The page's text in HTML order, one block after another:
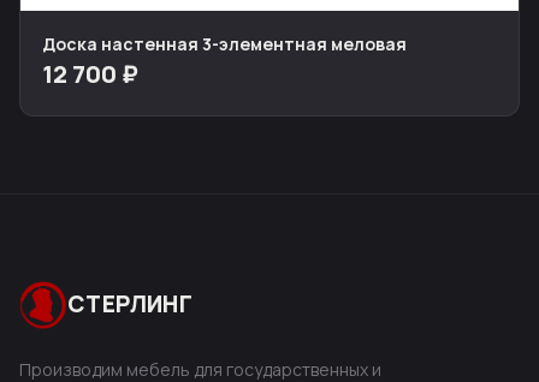
Доска настенная 3-элементная меловая
12 700 ₽
СТЕРЛИНГ
Производим мебель для государственных и